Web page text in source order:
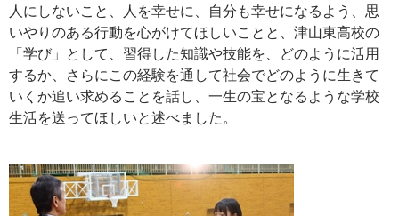
人にしないこと、人を幸せに、自分も幸せになるよう、思
いやりのある行動を心がけてほしいことと、津山東高校の
「学び」として、習得した知識や技能を、どのように活用
するか、さらにこの経験を通して社会でどのように生きて
いくか追い求めることを話し、一生の宝となるような学校
生活を送ってほしいと述べました。